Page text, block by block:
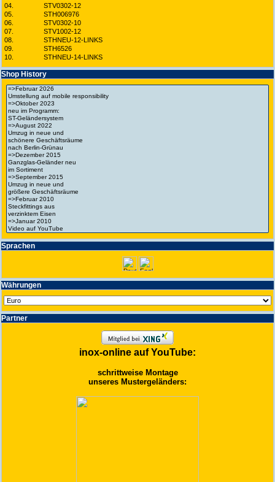
04.
STV0302-12
05.
STH006976
06.
STV0302-10
07.
STV1002-12
08.
STHNEU-12-LINKS
09.
STH6526
10.
STHNEU-14-LINKS
Shop History
Spra­chen
Wäh­run­gen
Partner
inox-online auf YouTube:
schrittweise Montage
unseres Mustergeländers: